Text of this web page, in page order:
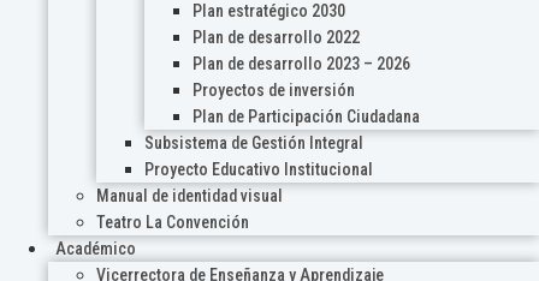
Plan estratégico 2030
Plan de desarrollo 2022
Plan de desarrollo 2023 – 2026
Proyectos de inversión
Plan de Participación Ciudadana
Subsistema de Gestión Integral
Proyecto Educativo Institucional
Manual de identidad visual
Teatro La Convención
Académico
Vicerrectora de Enseñanza y Aprendizaje